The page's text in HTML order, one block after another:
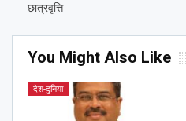
छात्रवृत्ति
You Might Also Like
देश-दुनिया